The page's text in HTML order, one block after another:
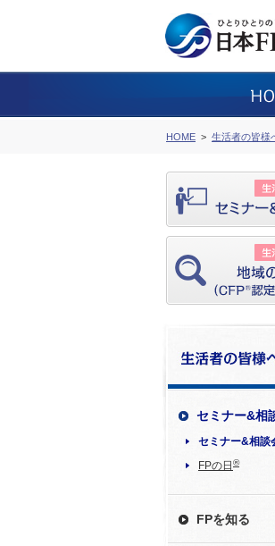
HOME 生活者の皆様
セミナー&相
セミナー&相談
FPの日 ®
FPを知る